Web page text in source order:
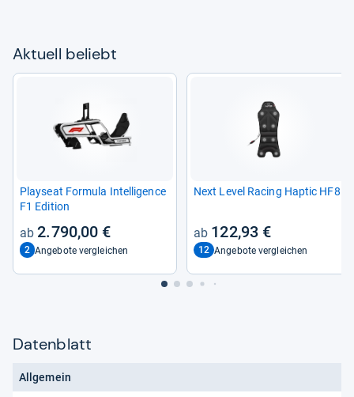
Aktu­ell beliebt
Play­seat For­mula Intel­li­gence
F1 Edi­tion
2.790,00 €
2 Angebote vergleichen
Next Level Racing Hap­tic HF8
122,93 €
12 Angebote vergleichen
Datenblatt
Allgemein